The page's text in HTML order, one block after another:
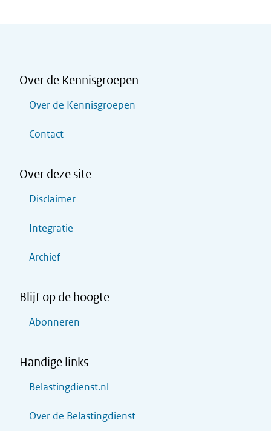
Over de Kennisgroepen
Over de Kennisgroepen
Contact
Over deze site
Disclaimer
Integratie
Archief
Blijf op de hoogte
Abonneren
Handige links
Belastingdienst.nl
Over de Belastingdienst